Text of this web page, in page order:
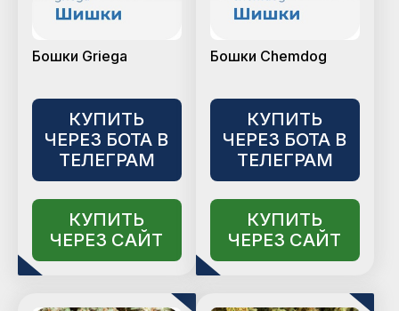
Бошки Griega
КУПИТЬ
ЧЕРЕЗ БОТА В
ТЕЛЕГРАМ
КУПИТЬ
ЧЕРЕЗ САЙТ
Бошки Chemdog
КУПИТЬ
ЧЕРЕЗ БОТА В
ТЕЛЕГРАМ
КУПИТЬ
ЧЕРЕЗ САЙТ